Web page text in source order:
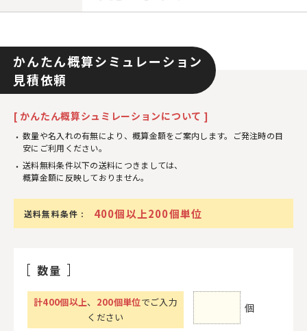
かんたん概算シミュレーション
見積依頼
[ かんたん概算シュミレーションについて ]
数量や名入れの有無により、概算金額をご案内します。ご発注時の目
安にご利用ください。
送料無料条件以下の送料につきましては、
概算金額に反映しておりません。
送料無料条件 : 400個以上200個単位
数量
計400個以上、 200個単位でご入力
ください
個